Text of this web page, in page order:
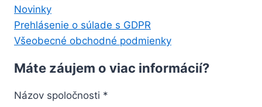
Novinky
Prehlásenie o súlade s GDPR
Všeobecné obchodné podmienky
Máte záujem o viac informácií?
Názov spoločnosti *